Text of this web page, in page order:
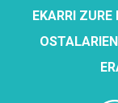
EKARRI